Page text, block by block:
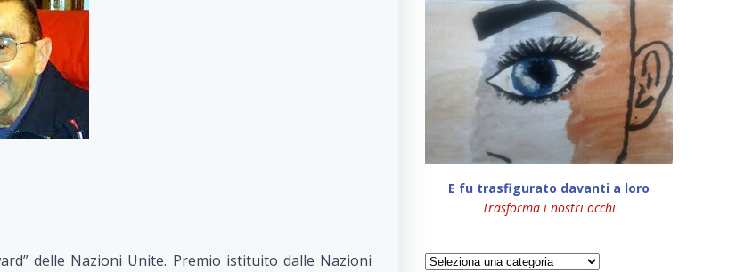
delle Nazioni Unite. Premio istituito dalle Nazioni
E fu trasfigurato davanti a loro
Trasforma i nostri occhi
Categorie